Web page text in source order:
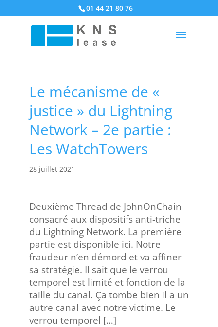
01 44 21 80 76
Le mécanisme de «
justice » du Lightning
Network – 2e partie :
Les WatchTowers
28 juillet 2021
Deuxième Thread de JohnOnChain
consacré aux dispositifs anti-triche
du Lightning Network. La première
partie est disponible ici. Notre
fraudeur n’en démord et va affiner
sa stratégie. Il sait que le verrou
temporel est limité et fonction de la
taille du canal. Ça tombe bien il a un
autre canal avec notre victime. Le
verrou temporel […]